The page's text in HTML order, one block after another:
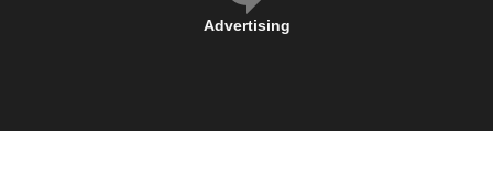
Advertising